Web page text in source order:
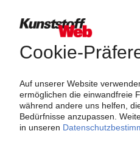
kunststoffpreise
insolvenzen
trinseo
tdi
pet-preise polycarbonat
rezyklat
polyurethan dow
westlake
pe-ld ineos